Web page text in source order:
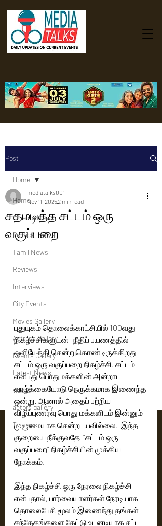
Post
Home
Cinema News
Political News
Tamil News
Reviews
Interviews
City Events
Movies Gallery
Actress Gallery
Events Gallery
Latest News
videos
actors gallery
Tv news
Home
சதமடித்த சட்டம் ஒரு
வகுப்பறை
mediatalks001
Nov 11, 20252 min read
புதுயுகம் தொலைக்காட்சியில் 100வது
நிகழ்ச்சிகளுடன்   நீதிப் பயணத்தில்
ஒளியேந்தி சென்றுகொண்டிருக்கிறது
சட்டம் ஒரு வகுப்பறை நிகழ்ச்சி. சட்டம்
என்பது பொதுமக்களின் அன்றாட
வாழ்க்கையோடு நெருக்கமாக இணைந்த
ஒன்று. ஆனால் அதைப் பற்றிய
விழிப்புணர்வு பொது மக்களிடம் இன்னும்
முழுமையாக சென்றடயவில்லை.  இந்த
குறையை நீக்குவதே  “சட்டம் ஒரு
வகுப்பறை” நிகழ்ச்சியின் முக்கிய
நோக்கம்.
இந்த நிகழ்ச்சி ஒரு நேரலை நிகழ்ச்சி
என்பதால், பார்வையாளர்கள் நேரடியாக
தொலைபேசி மூலம் இணைந்து தங்கள்
சந்தேகங்களை கேட்டு உடனடியாக சட்ட